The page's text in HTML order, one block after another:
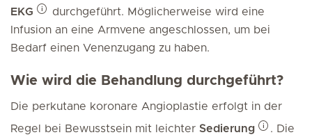
EKG
durchgeführt. Möglicherweise wird eine
Infusion an eine Armvene angeschlossen, um bei
Bedarf einen Venenzugang zu haben.
Wie wird die Behandlung durchgeführt?
Die perkutane koronare Angioplastie erfolgt in der
Regel bei Bewusstsein mit leichter Sedierung
. Die